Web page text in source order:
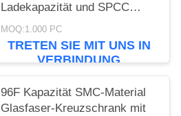
Ladekapazität und SPCC
kaltgewalzte
Stahlkonstruktion
MOQ:1.000 PC
TRETEN SIE MIT UNS IN
VERBINDUNG
96F Kapazität SMC-Material
Glasfaser-Kreuzschrank mit